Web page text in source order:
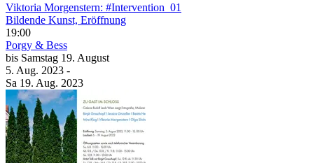
Viktoria Morgenstern: #Intervention_01
Bildende Kunst, Eröffnung
19:00
Porgy & Bess
bis Samstag 19. August
5. Aug. 2023 -
Sa 19. Aug. 2023